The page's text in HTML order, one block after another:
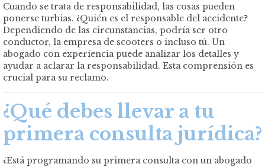
Cuando se trata de responsabilidad, las cosas pueden
ponerse turbias. ¿Quién es el responsable del accidente?
Dependiendo de las circunstancias, podría ser otro
conductor, la empresa de scooters o incluso tú. Un
abogado con experiencia puede analizar los detalles y
ayudar a aclarar la responsabilidad. Esta comprensión es
crucial para su reclamo.
¿Qué debes llevar a tu
primera consulta jurídica?
¿Está programando su primera consulta con un abogado